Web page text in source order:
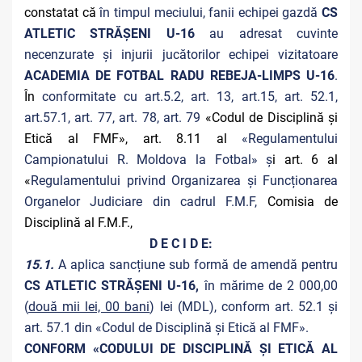
constatat căîn timpul meciului, fanii echipei gazdă CS
ATLETIC STRĂȘENI U-16 au adresat cuvinte
necenzurate și injurii jucătorilor echipei vizitatoare
ACADEMIA DE FOTBAL RADU REBEJA-LIMPS U-16.
Înconformitate cu art.5.2, art. 13, art.15, art. 52.1,
art.57.1, art. 77, art. 78, art. 79 «Codul de Disciplină și
Etică al FMF», art. 8.11 al «Regulamentului
Campionatului R. Moldova la Fotbal» și art. 6 al
«Regulamentului privind Organizarea și Funcționarea
Organelor Judiciare din cadrul F.M.F, Comisia de
Disciplină al F.M.F.,
D E C I D E:
15.1. A aplica sancțiune sub formă de amendă pentru
CS ATLETIC STRĂȘENI U-16,în mărime de 2 000,00
(două mii lei, 00 bani) lei (MDL), conform art. 52.1 și
art. 57.1 din «Codul de Disciplină și Etică al FMF».
CONFORM «CODULUI DE DISCIPLINĂ ȘI ETICĂ AL